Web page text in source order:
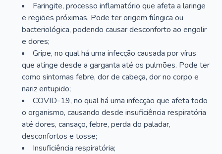
Faringite, processo inflamatório que afeta a laringe
e regiões próximas. Pode ter origem fúngica ou
bacteriológica, podendo causar desconforto ao engolir
e dores;
Gripe, no qual há uma infecção causada por vírus
que atinge desde a garganta até os pulmões. Pode ter
como sintomas febre, dor de cabeça, dor no corpo e
nariz entupido;
COVID-19, no qual há uma infecção que afeta todo
o organismo, causando desde insuficiência respiratória
até dores, cansaço, febre, perda do paladar,
desconfortos e tosse;
Insuficiência respiratória;